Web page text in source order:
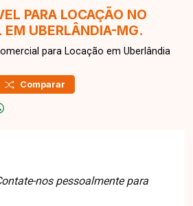
PARA LOCAÇÃO NO
EM UBERLÂNDIA-MG.
para Locação em Uberlândia
Comparar
nos pessoalmente para